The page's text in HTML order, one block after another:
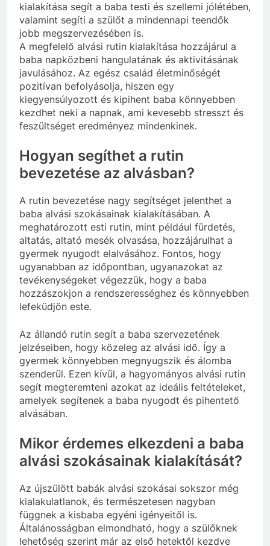
kialakítása segít a baba testi és szellemi jólétében,
valamint segíti a szülőt a mindennapi teendők
jobb megszervezésében is.
A megfelelő alvási rutin kialakítása hozzájárul a
baba napközbeni hangulatának és aktivitásának
javulásához. Az egész család életminőségét
pozitívan befolyásolja, hiszen egy
kiegyensúlyozott és kipihent baba könnyebben
kezdhet neki a napnak, ami kevesebb stresszt és
feszültséget eredményez mindenkinek.
Hogyan segíthet a rutin
bevezetése az alvásban?
A rutin bevezetése nagy segítséget jelenthet a
baba alvási szokásainak kialakításában. A
meghatározott esti rutin, mint például fürdetés,
altatás, altató mesék olvasása, hozzájárulhat a
gyermek nyugodt elalvásához. Fontos, hogy
ugyanabban az időpontban, ugyanazokat az
tevékenységeket végezzük, hogy a baba
hozzászokjon a rendszerességhez és könnyebben
lefeküdjön este.
Az állandó rutin segít a baba szervezetének
jelzéseiben, hogy közeleg az alvási idő. Így a
gyermek könnyebben megnyugszik és álomba
szenderül. Ezen kívül, a hagyományos alvási rutin
segít megteremteni azokat az ideális feltételeket,
amelyek segítenek a baba nyugodt és pihentető
alvásában.
Mikor érdemes elkezdeni a baba
alvási szokásainak kialakítását?
Az újszülött babák alvási szokásai sokszor még
kialakulatlanok, és természetesen nagyban
függnek a kisbaba egyéni igényeitől is.
Általánosságban elmondható, hogy a szülőknek
lehetőség szerint már az első hetektől kezdve